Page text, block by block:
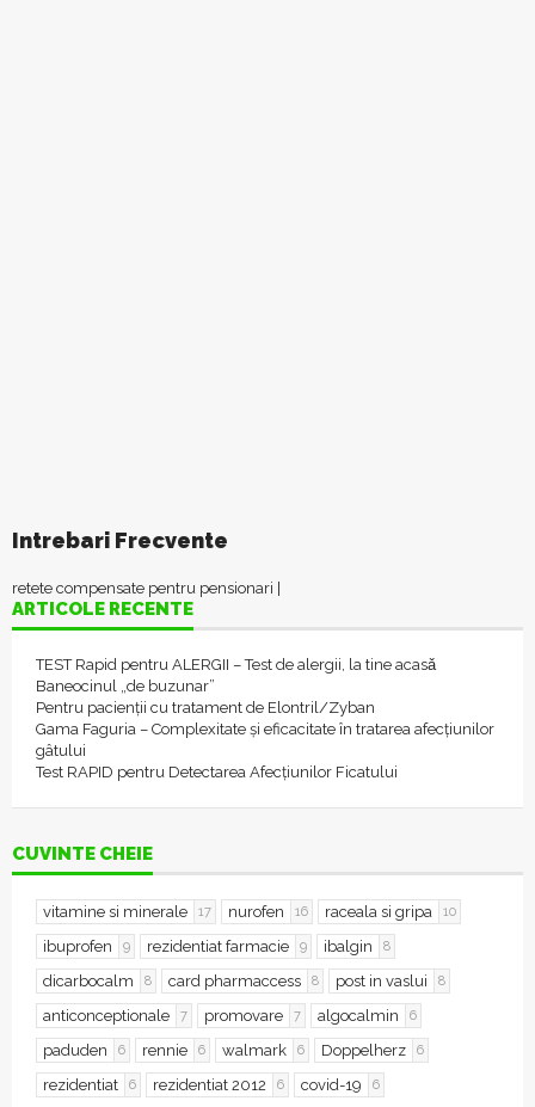
Intrebari Frecvente
retete compensate pentru pensionari
ARTICOLE RECENTE
TEST Rapid pentru ALERGII – Test de alergii, la tine acasǎ
Baneocinul „de buzunar”
Pentru pacienții cu tratament de Elontril/Zyban
Gama Faguria – Complexitate și eficacitate în tratarea afecțiunilor
gâtului
Test RAPID pentru Detectarea Afecțiunilor Ficatului
CUVINTE CHEIE
vitamine si minerale 17 nurofen 16 raceala si gripa 10
ibuprofen 9 rezidentiat farmacie 9 ibalgin 8
dicarbocalm 8 card pharmaccess 8 post in vaslui 8
anticonceptionale 7 promovare 7 algocalmin 6
paduden 6 rennie 6 walmark 6 Doppelherz 6
rezidentiat 6 rezidentiat 2012 6 covid-19 6